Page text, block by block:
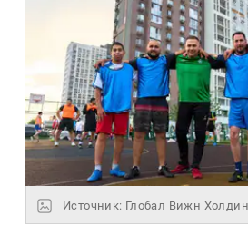
Источник: Глобал Вижн